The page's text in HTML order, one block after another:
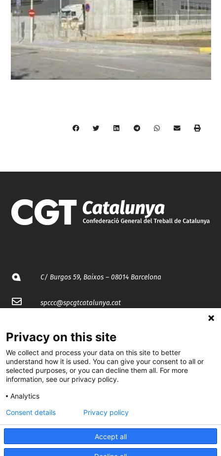
C/ Burgos 59, Baixos – 08014 Barcelona
spccc@spcgtcatalunya.cat
@CGTCatalunya
cgtcatalunya
CGTCatalunya
cgtcatalunya
Privacy on this site
We collect and process your data on this site to better
understand how it is used. You can give your consent to all or
selected purposes, or you can decline them all. For more
information, see our privacy policy.
Analytics
Accept all
Consent details Privacy policy